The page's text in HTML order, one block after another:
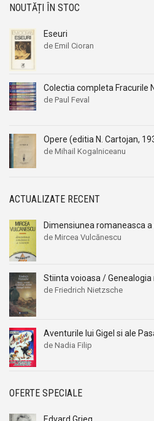
Alexandre Dumas
Alexandre Koyre
Alexandrian
Alexandru Busuioceanu
Alexandru Dobos
Alexandru I. Gonta
Alexandru Kiritescu
Alexandru Mitru
Alexandru Tanase
Alexandru Vianu
Alexandru Vlahuta
Alexandru Vulpe
Alexei Tolstoi
Alfred de Musset
Alfred Harlaoanu
Alice Hoffman
Alice Năstase
Alison York
Alistair Maclean
Alexandre Dumas
Alexandre Koyre
Alexandrian
Alexandru Busuioceanu
Alexandru Dobos
Alexandru I. Gonta
Alexandru Kiritescu
Alexandru Mitru
Alexandru Tanase
Alexandru Vianu
Alexandru Vlahuta
Alexandru Vulpe
Alexei Tolstoi
Alfred de Musset
Alfred Harlaoanu
Alice Hoffman
Alice Năstase
Alison York
Alistair Maclean
NOUTĂȚI ÎN STOC
Eseuri
de Emil Cioran
Colectia completa Fracurile
de Paul Feval
Opere (editia N. Cartojan,
de Mihail Kogalniceanu
ACTUALIZATE RECENT
Dimensiunea romaneasca
de Mircea Vulcănescu
Stiinta voioasa /
de Friedrich Nietzsche
Aventurile lui Gigel si ale
de Nadia Filip
OFERTE SPECIALE